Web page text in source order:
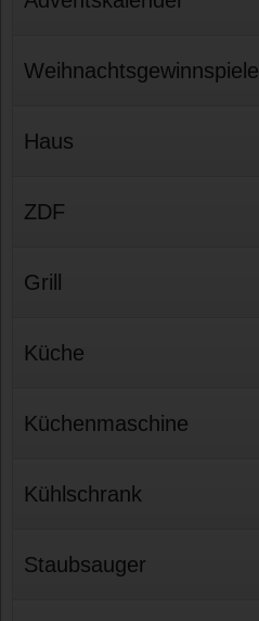
Weihnachtsgewinnspiele
Haus
ZDF
Grill
Küche
Küchenmaschine
Kühlschrank
Staubsauger